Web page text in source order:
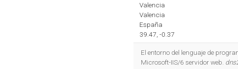
Valencia
Valencia
España
39.47, -0.37
El entorno del lenguaje de
Microsoft-IIS/6 servidor web.